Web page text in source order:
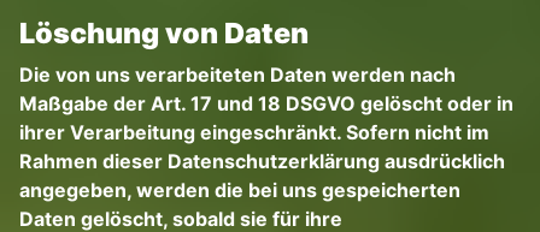
Löschung von Daten
Die von uns verarbeiteten Daten werden nach
Maßgabe der Art. 17 und 18 DSGVO gelöscht oder in
ihrer Verarbeitung eingeschränkt. Sofern nicht im
Rahmen dieser Datenschutzerklärung ausdrücklich
angegeben, werden die bei uns gespeicherten
Daten gelöscht, sobald sie für ihre